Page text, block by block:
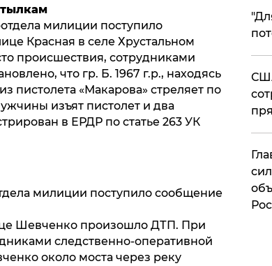
милиции поступило
Красная в селе Хрустальном
происшествия, сотрудниками
что гр. Б. 1967 г.р., находясь
пистолета «Макарова» стреляет по
изъят пистолет и два
в ЕРДР по статье 263 УК
милиции поступило сообщение
Шевченко произошло ДТП. При
следственно-оперативной
около моста через реку